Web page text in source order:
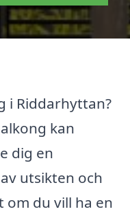
i Riddarhyttan?
kan
dig en
utsikten och
om du vill ha en